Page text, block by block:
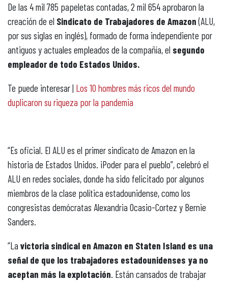
De las 4 mil 785 papeletas contadas, 2 mil 654 aprobaron la
creación de el Sindicato de Trabajadores de Amazon(ALU,
por sus siglas en inglés), formado de forma independiente por
antiguos y actuales empleados de la compañía, el segundo
empleador de todo Estados Unidos.
Te puede interesar | Los 10 hombres más ricos del mundo
duplicaron su riqueza por la pandemia
“Es oficial. El ALU es el primer sindicato de Amazon en la
historia de Estados Unidos. ¡Poder para el pueblo”, celebró el
ALU en redes sociales, donde ha sido felicitado por algunos
miembros de la clase política estadounidense, como los
congresistas demócratas Alexandria Ocasio-Cortez y Bernie
Sanders.
“La victoria sindical en Amazon en Staten Island es una
señal de que los trabajadores estadounidenses ya no
aceptan más la explotación. Están cansados de trabajar